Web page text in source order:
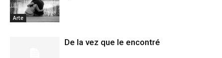
Arte
De la vez que le encontré